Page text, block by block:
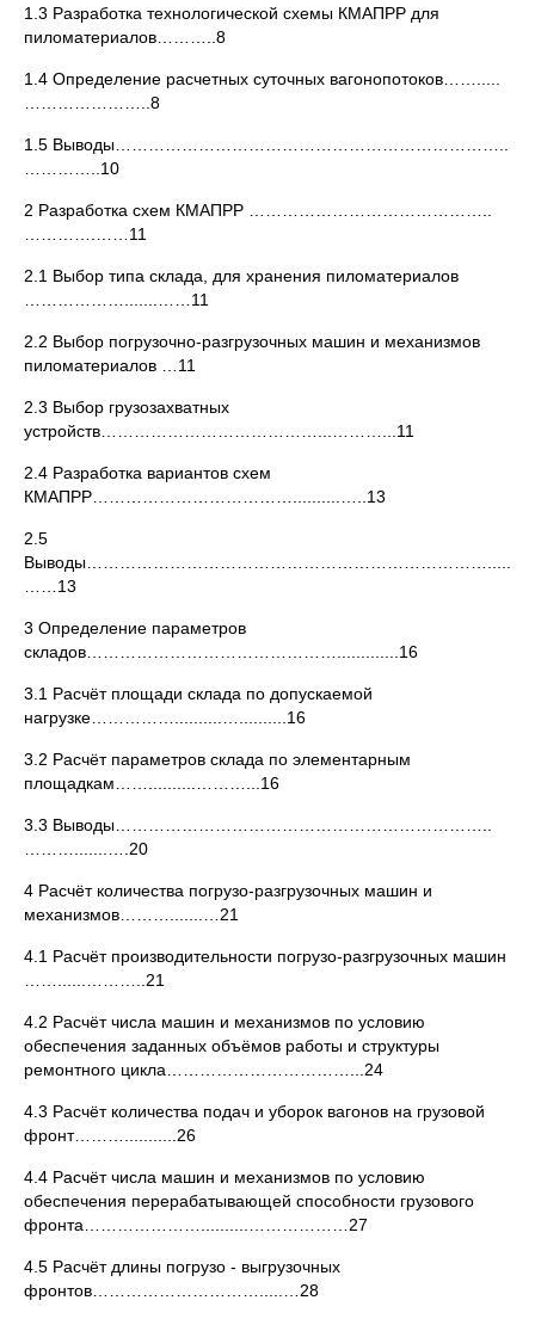
1.3 Разработка технологической схемы КМАПРР для
пиломатериалов………..8
1.4 Определение расчетных суточных вагонопотоков…….....
…………………..8
1.5 Выводы……………………………………………………………..
…………..10
2 Разработка схем КМАПРР ……………………………………..
………….……11
2.1 Выбор типа склада, для хранения пиломатериалов
……………….......……11
2.2 Выбор погрузочно-разгрузочных машин и механизмов
пиломатериалов …11
2.3 Выбор грузозахватных
устройств…………………………………...………...11
2.4 Разработка вариантов схем
КМАПРР………………………………..........…..13
2.5
Выводы……………………………………………………………….........
……13
3 Определение параметров
складов……………………………………….............16
3.1 Расчёт площади склада по допускаемой
нагрузке……………..........…..........16
3.2 Расчёт параметров склада по элементарным
площадкам……..........………...16
3.3 Выводы…………………………………………………………..
……….......….20
4 Расчёт количества погрузо-разгрузочных машин и
механизмов……….......…21
4.1 Расчёт производительности погрузо-разгрузочных машин
……......………..21
4.2 Расчёт числа машин и механизмов по условию
обеспечения заданных объёмов работы и структуры
ремонтного цикла……………………………...24
4.3 Расчёт количества подач и уборок вагонов на грузовой
фронт………...........26
4.4 Расчёт числа машин и механизмов по условию
обеспечения перерабатывающей способности грузового
фронта…………………..........………………27
4.5 Расчёт длины погрузо - выгрузочных
фронтов………………………….....…28